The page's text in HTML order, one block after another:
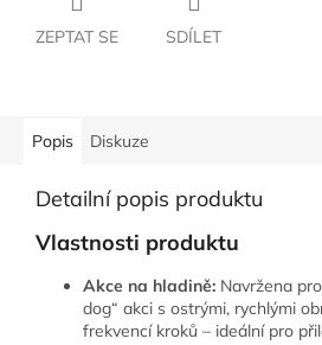
ZEPTAT SE SDÍLET
Popis Diskuze
Detailní popis produktu
Vlastnosti produktu
Akce na hladině: Navržena
dog“ akci s ostrými, rychlými
frekvencí kroků – ideální pro